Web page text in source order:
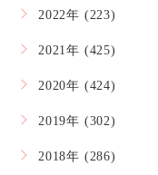
2022年 (223)
2021年 (425)
2020年 (424)
2019年 (302)
2018年 (286)